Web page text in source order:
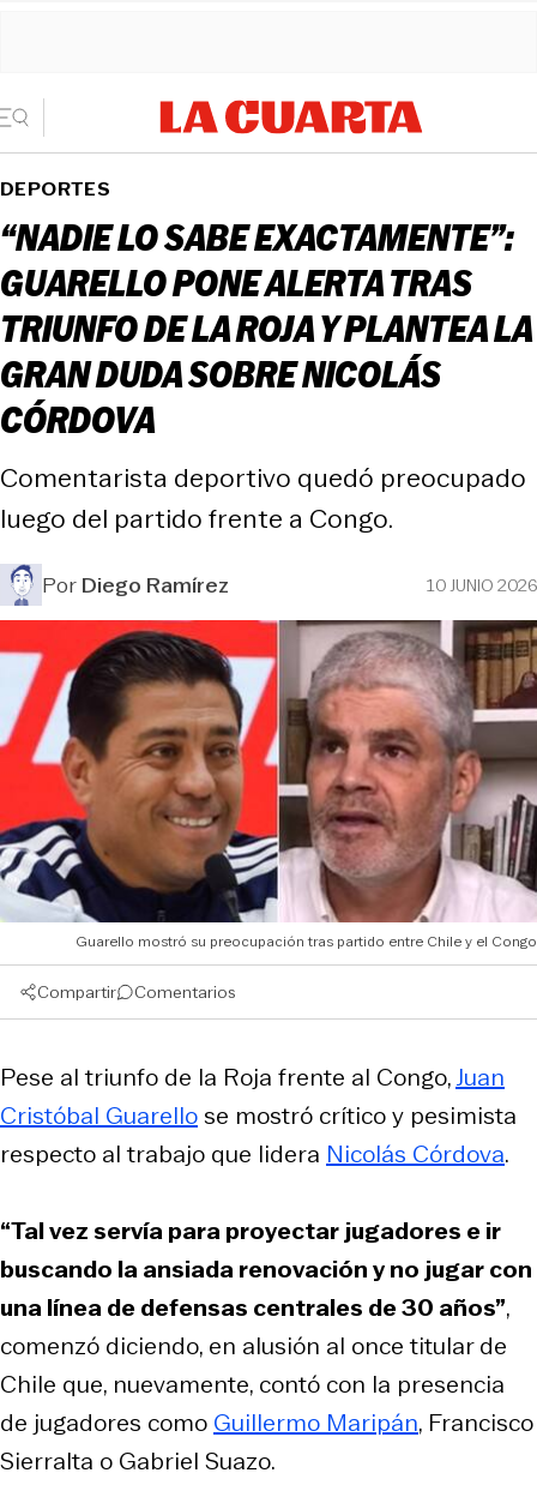
DEPORTES
“NADIE LO SABE EXACTAMENTE”:
GUARELLO PONE ALERTA TRAS
TRIUNFO DE LA ROJA Y PLANTEA LA
GRAN DUDA SOBRE NICOLÁS
CÓRDOVA
Comentarista deportivo quedó preocupado
luego del partido frente a Congo.
PorDiego Ramírez 10 JUNIO 2026
Guarello mostró su preocupación tras partido entre Chile y el Congo
Compartir Comentarios
Pese al triunfo de la Roja frente al Congo,Juan
Cristóbal Guarellose mostró crítico y pesimista
respecto al trabajo que lidera Nicolás Córdova.
“Tal vez servía para proyectar jugadores e ir
buscando la ansiada renovación y no jugar con
una línea de defensas centrales de 30 años”,
comenzó diciendo, en alusión al once titular de
Chile que, nuevamente, contó con la presencia
de jugadores como Guillermo Maripán, Francisco
Sierralta o Gabriel Suazo.